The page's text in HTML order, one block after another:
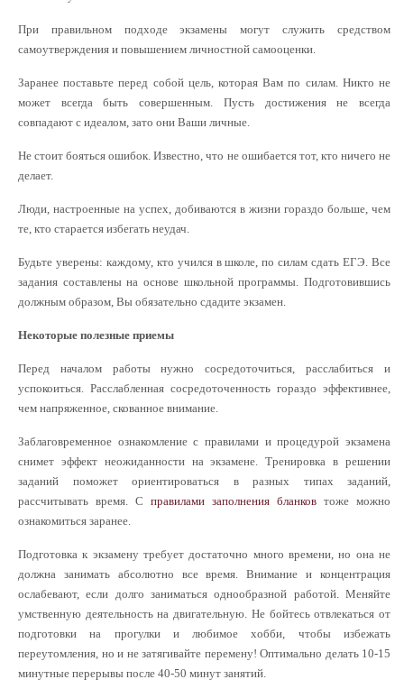
При правильном подходе экзамены могут служить средством
самоутверждения и повышением личностной самооценки.
Заранее поставьте перед собой цель, которая Вам по силам. Никто не
может всегда быть совершенным. Пусть достижения не всегда
совпадают с идеалом, зато они Ваши личные.
Не стоит бояться ошибок. Известно, что не ошибается тот, кто ничего не
делает.
Люди, настроенные на успех, добиваются в жизни гораздо больше, чем
те, кто старается избегать неудач.
Будьте уверены: каждому, кто учился в школе, по силам сдать ЕГЭ. Все
задания составлены на основе школьной программы. Подготовившись
должным образом, Вы обязательно сдадите экзамен.
Некоторые полезные приемы
Перед началом работы нужно сосредоточиться, расслабиться и
успокоиться. Расслабленная сосредоточенность гораздо эффективнее,
чем напряженное, скованное внимание.
Заблаговременное ознакомление с правилами и процедурой экзамена
снимет эффект неожиданности на экзамене. Тренировка в решении
заданий поможет ориентироваться в разных типах заданий,
рассчитывать время. С правилами заполнения бланков тоже можно
ознакомиться заранее.
Подготовка к экзамену требует достаточно много времени, но она не
должна занимать абсолютно все время. Внимание и концентрация
ослабевают, если долго заниматься однообразной работой. Меняйте
умственную деятельность на двигательную. Не бойтесь отвлекаться от
подготовки на прогулки и любимое хобби, чтобы избежать
переутомления, но и не затягивайте перемену! Оптимально делать 10-15
минутные перерывы после 40-50 минут занятий.